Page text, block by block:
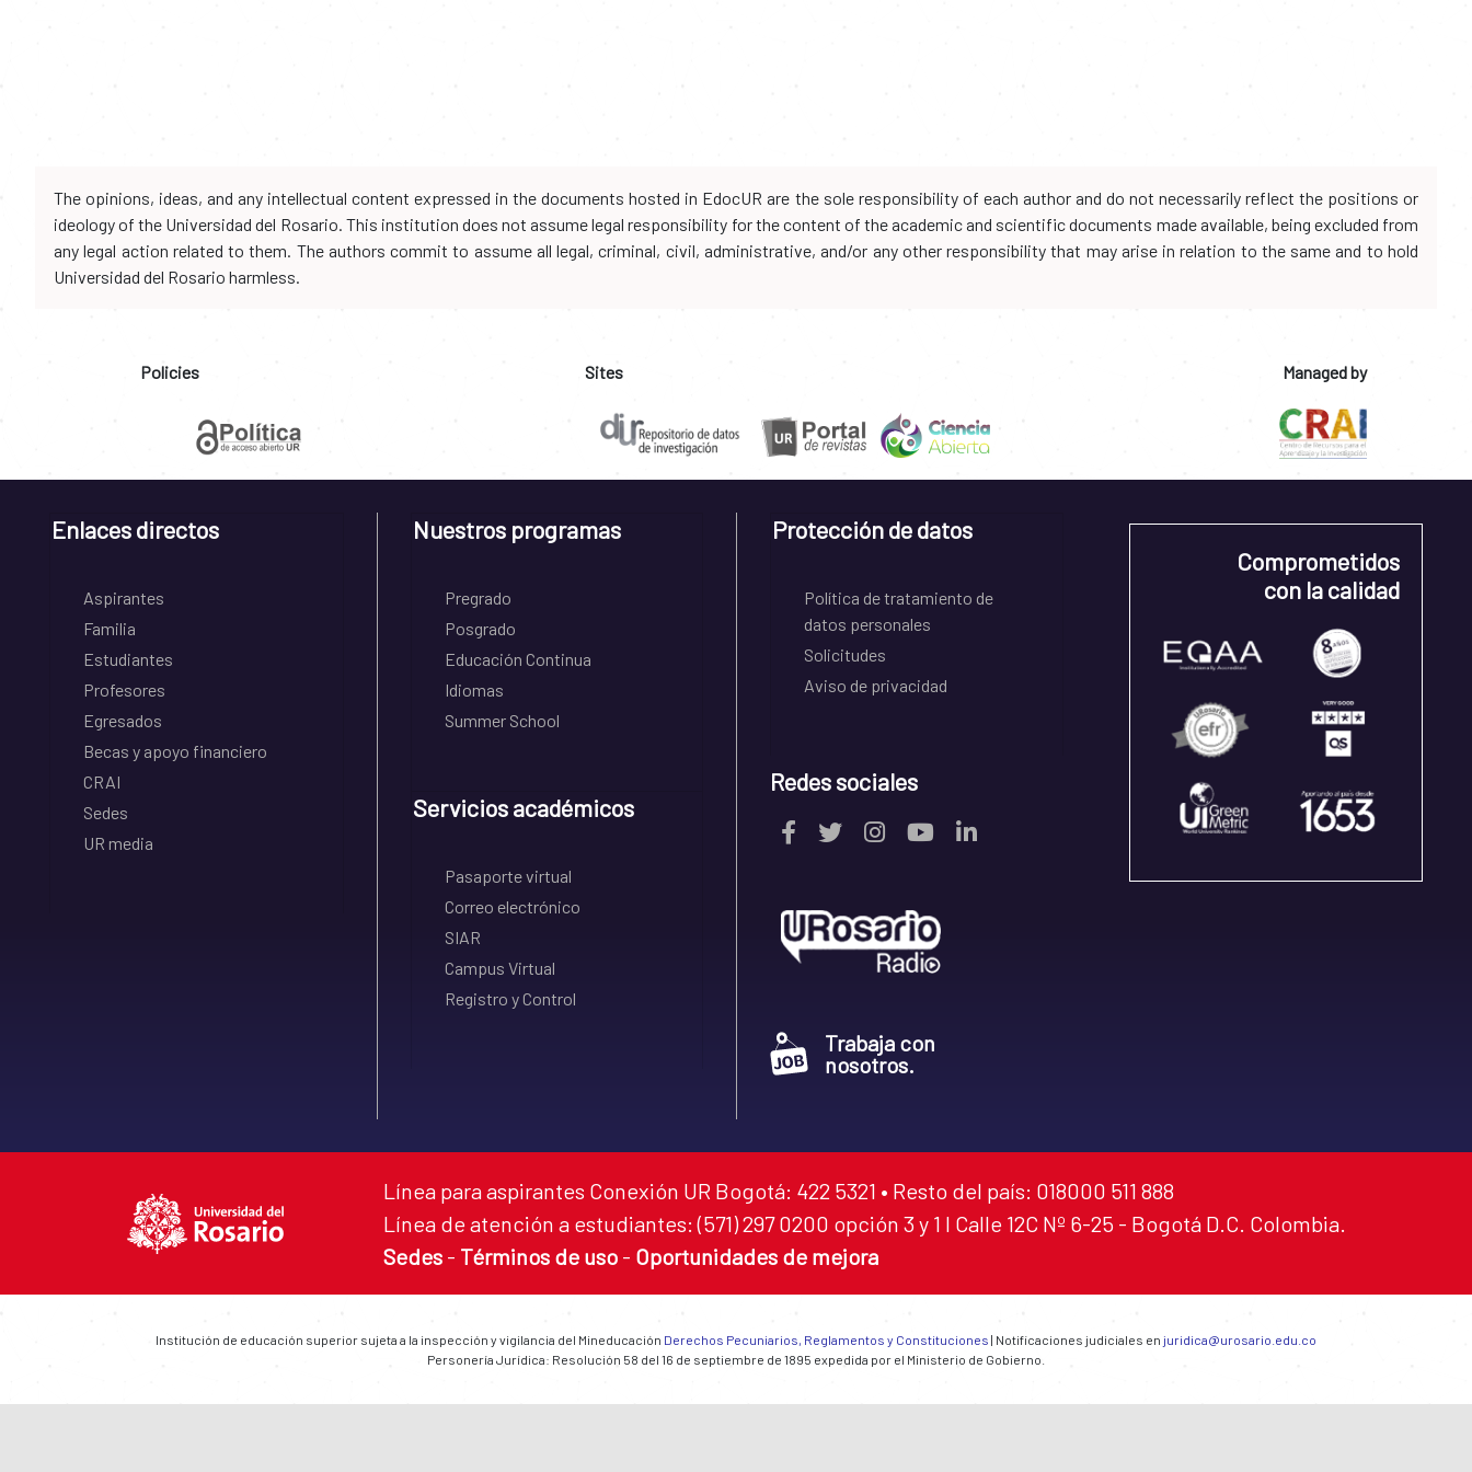
The opinions, ideas, and any intellectual content expressed in the documents hosted in EdocUR are the sole responsibility of each author and do not necessarily reflect the positions or
ideology of the Universidad del Rosario. This institution does not assume legal responsibility for the content of the academic and scientific documents made available, being excluded from
any legal action related to them. The authors commit to assume all legal, criminal, civil, administrative, and/or any other responsibility that may arise in relation to the same and to hold
Universidad del Rosario harmless.
Policies Sites Managed by
Enlaces directos
Aspirantes
Familia
Estudiantes
Profesores
Egresados
Becas y apoyo financiero
CRAI
Sedes
UR media
Nuestros programas
Pregrado
Posgrado
Educación Continua
Idiomas
Summer School
Servicios académicos
Pasaporte virtual
Correo electrónico
SIAR
Campus Virtual
Registro y Control
Protección de datos
Política de tratamiento de
datos personales
Solicitudes
Aviso de privacidad
Redes sociales
Trabaja con
nosotros.
Comprometidos
con la calidad
Línea para aspirantes Conexión UR Bogotá: 422 5321 • Resto del país: 018000 511 888
Línea de atención a estudiantes: (571) 297 0200 opción 3 y 1 I Calle 12C Nº 6-25 - Bogotá D.C. Colombia.
Sedes - Términos de uso - Oportunidades de mejora
Institución de educación superior sujeta a la inspección y vigilancia del Mineducación Derechos Pecuniarios, Reglamentos y Constituciones | Notificaciones judiciales en juridica@urosario.edu.co
Personería Jurídica: Resolución 58 del 16 de septiembre de 1895 expedida por el Ministerio de Gobierno.